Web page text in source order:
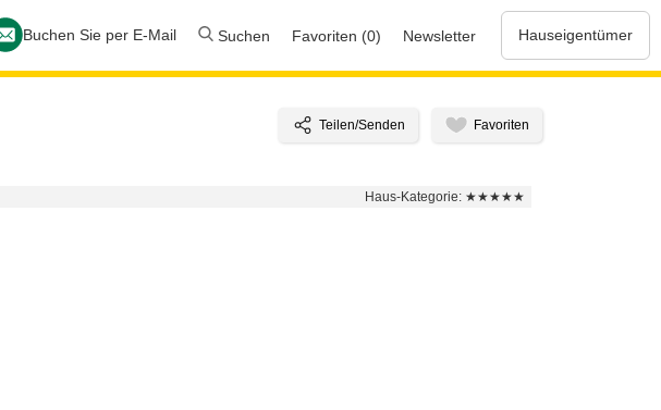
Buchen Sie per E-Mail Suchen Favoriten (0) Newsletter Hauseigentümer
Haus-Kategorie: ★★★★★